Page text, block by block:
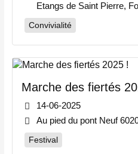
Etangs de Saint Pierre,
Convivialité
Marche des fiertés
14-06-2025
Au pied du pont Neuf
Festival